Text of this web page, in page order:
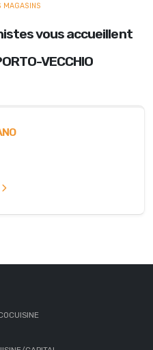
MAGASINS
vous accueillent
VECCHIO